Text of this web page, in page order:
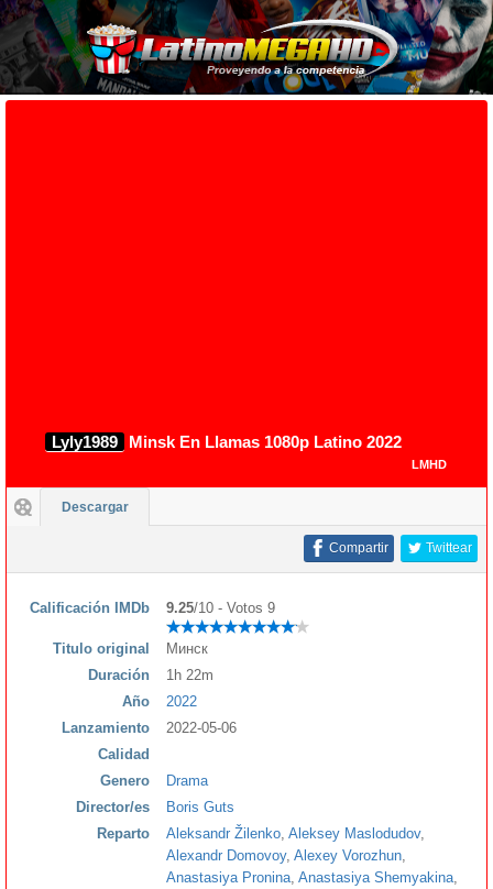
Lyly1989 Minsk En Llamas 1080p Latino 2022
LMHD
Descargar
Twittear
Compartir
Calificación IMDb 9.25/10 - Votos 9
Titulo original
Минск
Duración
1h 22m
Año
2022
Lanzamiento
2022-05-06
Calidad
Genero
Drama
Director/es
Boris Guts
Reparto
Aleksandr Žilenko Aleksey Maslodudov,
Alexandr Domovoy, Alexey Vorozhun
Anastasiya Pronina Anastasiya Shemyakina